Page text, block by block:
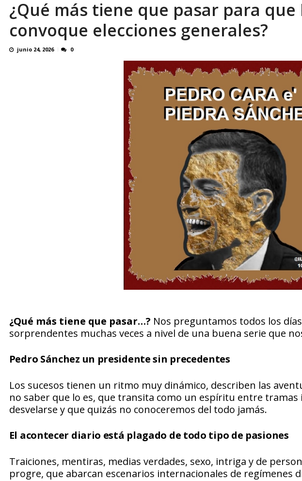
¿Qué más tiene que pasar para que
convoque elecciones generales?
junio 24, 2026 0
¿Qué más tiene que pasar…? Nos preguntamos todos los
sorprendentes muchas veces a nivel de una buena serie que
Pedro Sánchez un presidente sin precedentes
Los sucesos tienen un ritmo muy dinámico, describen las
no saber que lo es, que transita como un espíritu entre
desvelarse y que quizás no conoceremos del todo jamás.
El acontecer diario está plagado de todo tipo de pasiones
Traiciones, mentiras, medias verdades, sexo, intriga y de
progre, que abarcan escenarios internacionales de regímenes